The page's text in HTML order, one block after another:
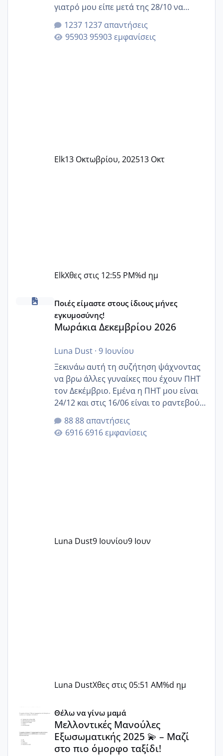
γιατρό μου είπε μετά της 28/10 να
κλείσω ραντεβού για την αυχενική είναι
καμιά άλλη κοπέλα να γεννάει Μάιο ;;
1237 απαντήσεις
95903 εμφανίσεις
Elk13 Οκτωβρίου, 202513 Οκτ
ElkΧθες στις 12:55 PM%d ημ
Μωράκια Δεκεμβρίου 2026
Ποιές είμαστε στους ίδιους μήνες
εγκυμοσύνης!
Μωράκια Δεκεμβρίου 2026
Luna Dust· 9 Ιουνίου
Ξεκινάω αυτή τη συζήτηση ψάχνοντας
να βρω άλλες γυναίκες που έχουν ΠΗΤ
τον Δεκέμβριο. Εμένα η ΠΗΤ μου είναι
24/12 και στις 16/06 είναι το ραντεβού
της αυχενικής διαφάνειας. Έχω αρκετό
άγχος και οι μέρες δεν φαίνεται να
περνάνε με τίποτα.
88 απαντήσεις
6916 εμφανίσεις
Luna Dust9 Ιουνίου9 Ιουν
Luna DustΧθες στις 05:51 AM%d ημ
Μελλοντικές Μανούλες Εξωσωματικής 2025 💫 – Μαζί
Θέλω να γίνω μαμά
Μελλοντικές Μανούλες
Εξωσωματικής 2025 💫 – Μαζί
στο πιο όμορφο ταξίδι!